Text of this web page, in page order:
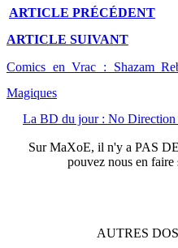
ARTICLE PRÉCÉDENT
ARTICLE SUIVANT
Comics en Vrac : Shazam
Magiques
La BD du jour : No Direction
SurMaXoE, il n'y a PAS
pouvez nous en faire
AUTRES